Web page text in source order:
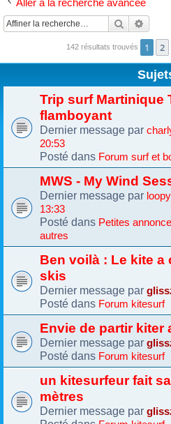
Aller à la recherche avancée
Rechercher
142 résultats trouvés 1 2
Trip surf Martinique
flamboyant
Dernier message par
20:53
Posté dans Forum surf et
MWS - My Wind
Dernier message par
13:33
Posté dans Petites
autres
Ben voilà : Le kite a
skis
Dernier message par
Posté dans Forum kitesurf
Envie de partir kiter
Dernier message par
Posté dans Forum kitesurf
un kitesurfeur fait
mètres
Dernier message par